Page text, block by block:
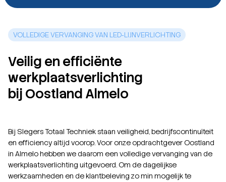
VOLLEDIGE VERVANGING VAN LED‑LIJNVERLICHTING
Veilig en efficiënte
werkplaatsverlichting
bij Oostland Almelo
Bij Slegers Totaal Techniek staan veiligheid, bedrijfscontinuïteit
en efficiency altijd voorop. Voor onze opdrachtgever Oostland
in Almelo hebben we daarom een volledige vervanging van de
werkplaatsverlichting uitgevoerd. Om de dagelijkse
werkzaamheden en de klantbeleving zo min mogelijk te